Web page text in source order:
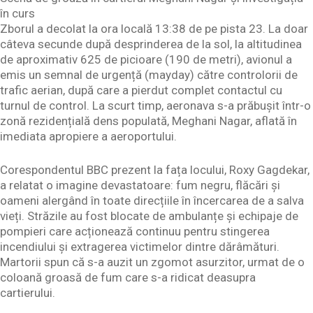
în curs
Zborul a decolat la ora locală 13:38 de pe pista 23. La doar
câteva secunde după desprinderea de la sol, la altitudinea
de aproximativ 625 de picioare (190 de metri), avionul a
emis un semnal de urgență (mayday) către controlorii de
trafic aerian, după care a pierdut complet contactul cu
turnul de control. La scurt timp, aeronava s-a prăbușit într-o
zonă rezidențială dens populată, Meghani Nagar, aflată în
imediata apropiere a aeroportului.
Corespondentul BBC prezent la fața locului, Roxy Gagdekar,
a relatat o imagine devastatoare: fum negru, flăcări și
oameni alergând în toate direcțiile în încercarea de a salva
vieți. Străzile au fost blocate de ambulanțe și echipaje de
pompieri care acționează continuu pentru stingerea
incendiului și extragerea victimelor dintre dărâmături.
Martorii spun că s-a auzit un zgomot asurzitor, urmat de o
coloană groasă de fum care s-a ridicat deasupra
cartierului.